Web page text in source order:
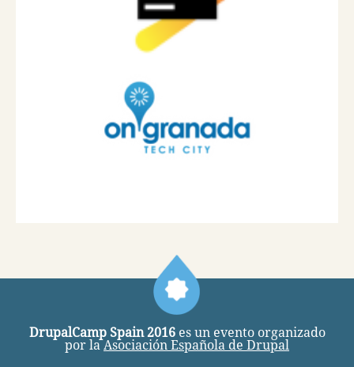
DrupalCamp Spain 2016 es un evento organizado
por laAsociación Española de Drupal